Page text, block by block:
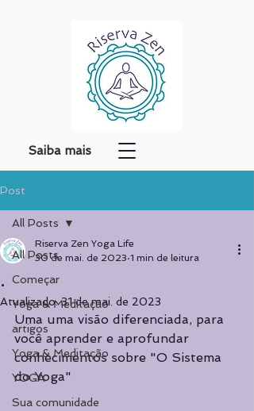
Saiba mais
Post
All Posts
Começar
Yoga & Meditação
artigos
Yoga & Meditação
YOGA
Sua comunidade
All Posts
.
Riserva Zen Yoga Life
30 de mai. de 2023 1 min de leitura
Atualizado:31 de mai. de 2023
Uma uma visão diferenciada, para
você aprender e aprofundar
conhecimentos sobre "O Sistema
do Yoga"